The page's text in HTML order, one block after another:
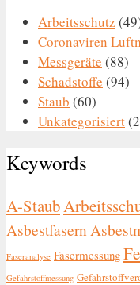
Arbeitsschutz
Coronaviren
Messgeräte (88)
Schadstoffe (94)
Staub (60)
Unkategorisiert
Keywords
A-Staub
Asbestfasern
Faseranalyse Fasermessung
Gefahrstoffmessung